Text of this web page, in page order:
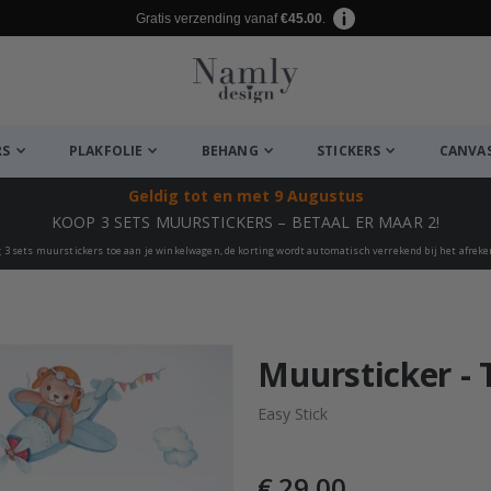
Gratis verzending vanaf€45.00.
PLAKFOLIE BEHANG STICKERS
Geldig tot en met 9 Augustus
KOOP 3 SETS MUURSTICKERS – BETAAL ER MAAR 2!
3 sets muurstickers toe aan je winkelwagen, de korting wordt automatisch verrekend bij het
Muursticker -
Easy Stick